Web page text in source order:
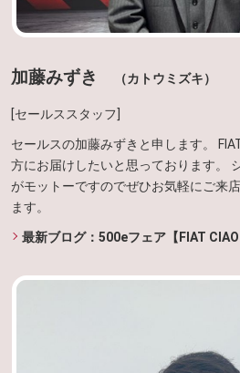
加藤みずき （カトウミズキ）
[セールススタッフ]
セールスの加藤みずきと申します。
方にお届けしたいと思っております。
がモットーですのでぜひお気軽にご来
ます。
最新ブログ：500eフェア【FIAT